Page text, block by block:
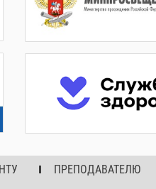
ПРЕПОДАВАТЕЛЮ